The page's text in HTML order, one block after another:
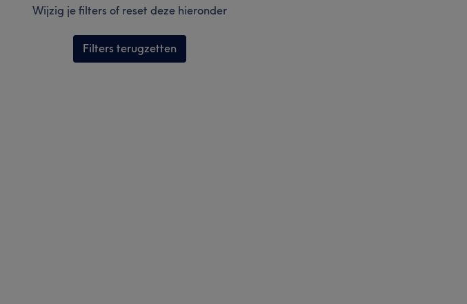
Wijzig je filters of reset deze hieronder
Filters terugzetten